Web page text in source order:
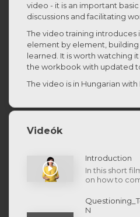
video - it is an important
discussions and facilitating
The video training
element by element, building
learned. It is worth watching
the workbook with updated
The video is in Hungarian with
Videók
Introduction
In this short
on how to
N